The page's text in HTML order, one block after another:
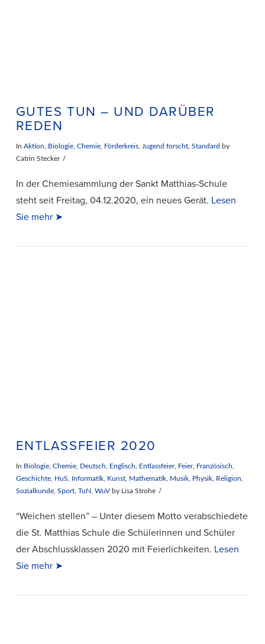
GUTES TUN – UND DARÜBER
REDEN
In Aktion Biologie, Chemie, Förderkreis, Jugend forscht, Standard by
Catrin Stecker
In der Chemiesammlung der Sankt Matthias-Schule
steht seit Freitag, 04.12.2020, ein neues Gerät. Lesen
Sie mehr ➤
ENTLASSFEIER 2020
In Biologie, Chemie, Deutsch Englisch Entlassfeier, Feier, Französisch
Geschichte, HuS Informatik, Kunst, Mathematik, Musik, Physik, Religion
Sozialkunde, Sport, TuN WuVby Lisa Strohe
“Weichen stellen” – Unter diesem Motto verabschiedete
die St. Matthias Schule die Schülerinnen und Schüler
der Abschlussklassen 2020 mit Feierlichkeiten. Lesen
Sie mehr ➤